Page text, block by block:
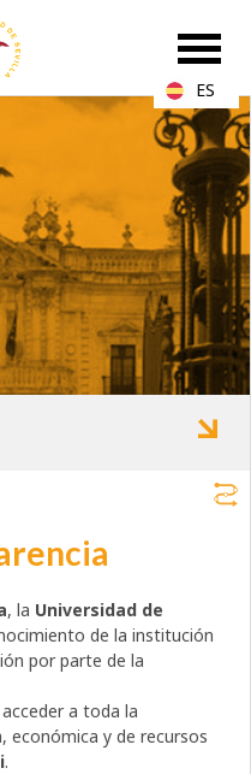
, la Universidad de
de la institución
por parte de la
a toda la
económica y de recursos
.
ES